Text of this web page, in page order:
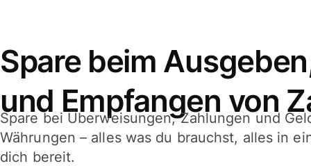
Spare beim
und Empfangen von
Spare bei Überweisungen, Zahlungen und
Währungen – alles was du brauchst, alles in
dich bereit.